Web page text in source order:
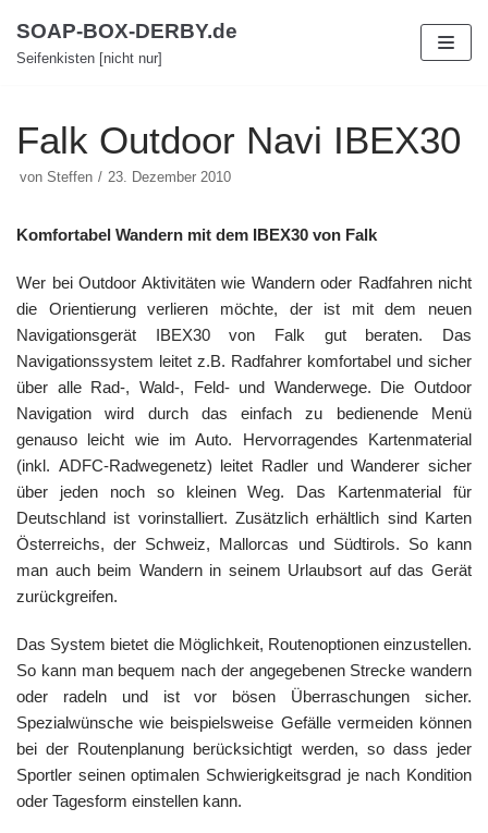
Zum
Inhalt
SOAP-BOX-DERBY.de
Seifenkisten [nicht nur]
Falk Outdoor Navi IBEX30
von Steffen 23. Dezember 2010
Komfortabel Wandern mit dem IBEX30 von Falk
Wer bei Outdoor Aktivitäten wie Wandern oder Radfahren nicht
die Orientierung verlieren möchte, der ist mit dem neuen
Navigationsgerät IBEX30 von Falk gut beraten. Das
Navigationssystem leitet z.B. Radfahrer komfortabel und sicher
über alle Rad-, Wald-, Feld- und Wanderwege. Die Outdoor
Navigation wird durch das einfach zu bedienende Menü
genauso leicht wie im Auto. Hervorragendes Kartenmaterial
(inkl. ADFC-Radwegenetz) leitet Radler und Wanderer sicher
über jeden noch so kleinen Weg. Das Kartenmaterial für
Deutschland ist vorinstalliert. Zusätzlich erhältlich sind Karten
Österreichs, der Schweiz, Mallorcas und Südtirols. So kann
man auch beim Wandern in seinem Urlaubsort auf das Gerät
zurückgreifen.
Das System bietet die Möglichkeit, Routenoptionen einzustellen.
So kann man bequem nach der angegebenen Strecke wandern
oder radeln und ist vor bösen Überraschungen sicher.
Spezialwünsche wie beispielsweise Gefälle vermeiden können
bei der Routenplanung berücksichtigt werden, so dass jeder
Sportler seinen optimalen Schwierigkeitsgrad je nach Kondition
oder Tagesform einstellen kann.